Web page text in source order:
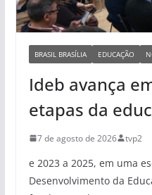
BRASIL BRASÍLIA EDUCAÇÃO
Ideb avança
etapas da
7 de agosto de 2026 tvp2
e 2023 a 2025, em uma
Desenvolvimento da